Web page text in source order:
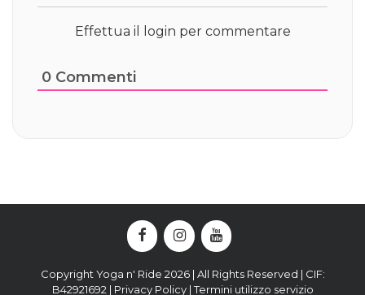
Effettua il login per commentare
0 Commenti
Copyright Yoga n' Ride 2026 | All Rights Reserved | CIF:
B42921692 | Privacy Policy|Termini utilizzo servizio